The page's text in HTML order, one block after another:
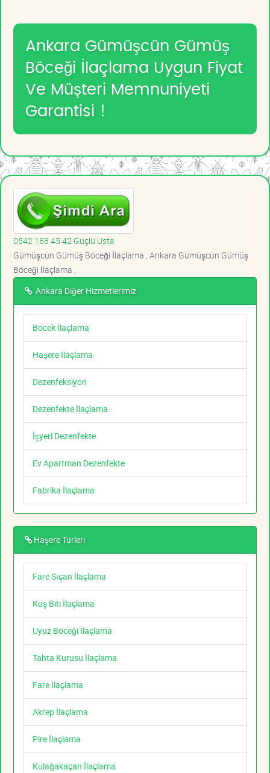
Ankara Gümüşcün Gümüş
Böceği İlaçlama Uygun Fiyat
Ve Müşteri Memnuniyeti
Garantisi !
0542 188 45 42 Güçlü Usta
Gümüşcün Gümüş Böceği İlaçlama , Ankara Gümüşcün Gümüş
Böceği İlaçlama ,
Ankara Diğer Hizmetlerimiz
Böcek İlaçlama
Haşere İlaçlama
Dezenfeksiyon
Dezenfekte İlaçlama
İşyeri Dezenfekte
Ev Apartman Dezenfekte
Fabrika İlaçlama
Haşere Türleri
Fare Sıçan İlaçlama
Kuş Biti İlaçlama
Uyuz Böceği İlaçlama
Tahta Kurusu İlaçlama
Fare İlaçlama
Akrep İlaçlama
Pire İlaçlama
Kulağakaçan İlaçlama